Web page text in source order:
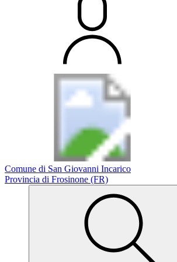
Comune di San Giovanni Incarico
Provincia di Frosinone (FR)